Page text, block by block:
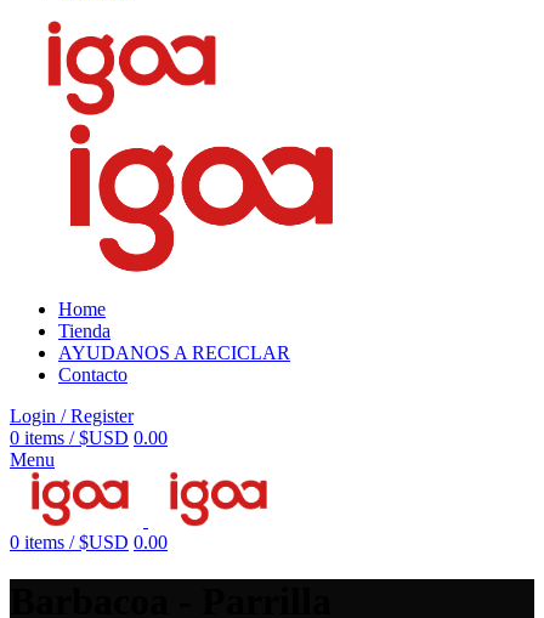
Home
Tienda
AYUDANOS A RECICLAR
Contacto
Login / Register
0 items / $USD 0.00
Menu
0 items / $USD 0.00